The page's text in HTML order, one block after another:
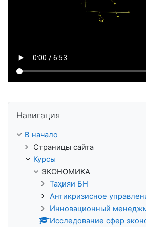
Навигация
В начало
Страницы сайта
Курсы
ЭКОНОМИКА
Таҳияи БН
Антикризисное
Инновационный
Исследование сфер